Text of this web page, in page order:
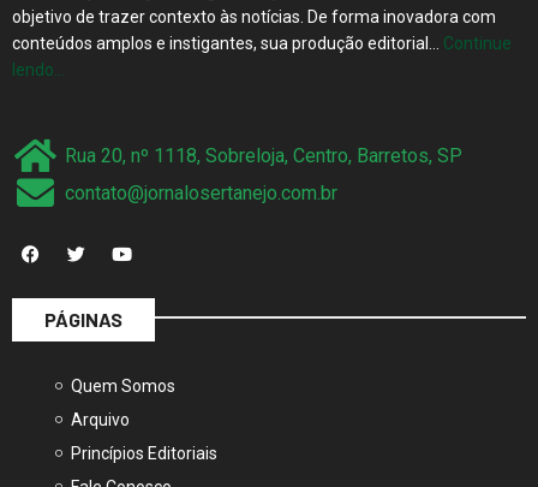
objetivo de trazer contexto às notícias. De forma inovadora com
conteúdos amplos e instigantes, sua produção editorial… Continue
lendo…
Rua 20, nº 1118, Sobreloja, Centro, Barretos, SP
contato@jornalosertanejo.com.br
PÁGINAS
Quem Somos
Arquivo
Princípios Editoriais